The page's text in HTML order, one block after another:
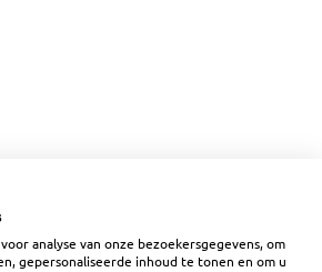
analyse van onze bezoekersgegevens, om
gepersonaliseerde inhoud te tonen en om u